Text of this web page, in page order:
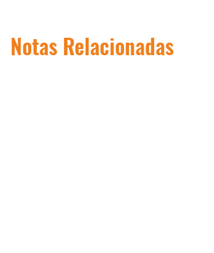
Notas Relacionadas